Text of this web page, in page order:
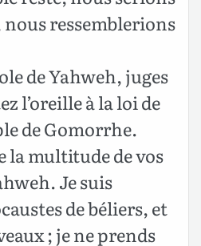
ressemblerions
de Yahweh, juges
l’oreille à la loi de
de Gomorrhe.
la multitude de vos
Je suis
de béliers, et
; je ne prends